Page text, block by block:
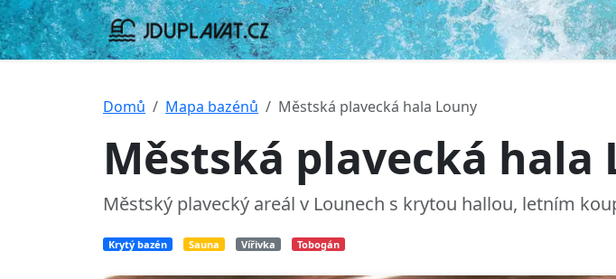
Domů Mapa bazénů Městská plavecká hala Louny
Městská plavecká hala
Městský plavecký areál v Lounech s krytou hallou, letním
Krytý bazén Sauna Vířivka Tobogán